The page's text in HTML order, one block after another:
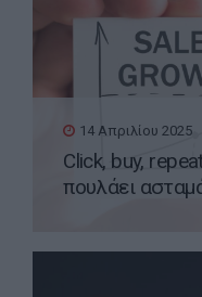
14 Απριλίου 2025
Click, buy,
πουλάει